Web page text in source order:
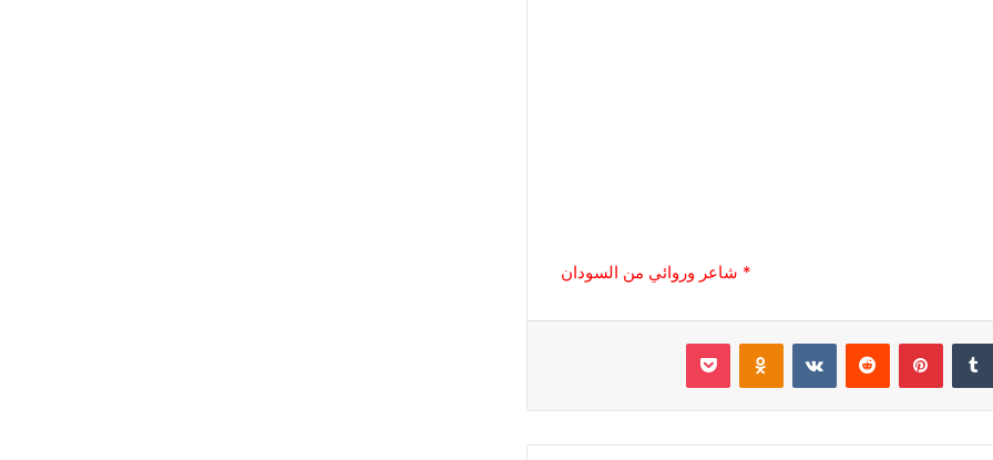
* شاعر وروائي من السودان
بينتيريست ‏VKontakte